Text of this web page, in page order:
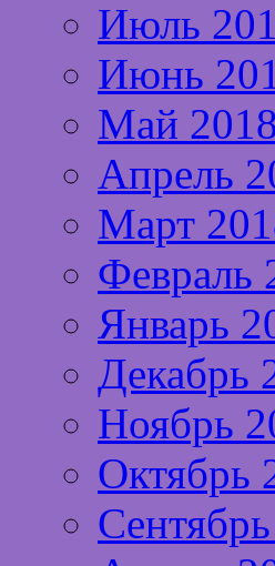
Июль
Июнь
Май 2018
Апрель
Март
Февраль
Январь
Декабрь
Ноябрь
Октябрь